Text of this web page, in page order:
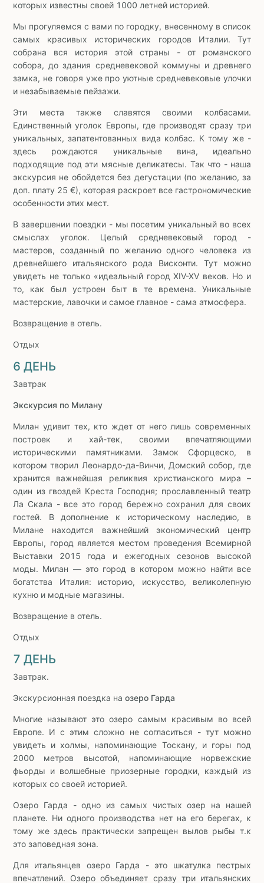
которых известны своей 1000 летней историей.
Мы прогуляемся с вами по городку, внесенному в список
самых красивых исторических городов Италии. Тут
собрана вся история этой страны - от романского
собора, до здания средневековой коммуны и древнего
замка, не говоря уже про уютные средневековые улочки
и незабываемые пейзажи.
Эти места также славятся своими колбасами.
Единственный уголок Европы, где производят сразу три
уникальных, запатентованных вида колбас. К тому же -
здесь рождаются уникальные вина, идеально
подходящие под эти мясные деликатесы. Так что - наша
экскурсия не обойдется без дегустации (по желанию, за
доп. плату 25 €), которая раскроет все гастрономические
особенности этих мест.
В завершении поездки - мы посетим уникальный во всех
смыслах уголок. Целый средневековый город -
мастеров, созданный по желанию одного человека из
древнейшего итальянского рода Висконти. Тут можно
увидеть не только «идеальный город XIV-XV веков. Но и
то, как был устроен быт в те времена. Уникальные
мастерские, лавочки и самое главное - сама атмосфера.
Возвращение в отель.
Отдых
6 ДЕНЬ
Завтрак
Экскурсия по Милану
Милан удивит тех, кто ждет от него лишь современных
построек и хай-тек, своими впечатляющими
историческими памятниками. Замок Сфорцеско, в
котором творил Леонардо-да-Винчи, Домский собор, где
хранится важнейшая реликвия христианского мира –
один из гвоздей Креста Господня; прославленный театр
Ла Скала - все это город бережно сохранил для своих
гостей. В дополнение к историческому наследию, в
Милане находится важнейший экономический центр
Европы, город является местом проведения Всемирной
Выставки 2015 года и ежегодных сезонов высокой
моды. Милан — это город в котором можно найти все
богатства Италия: историю, искусство, великолепную
кухню и модные магазины.
Возвращение в отель.
Отдых
7 ДЕНЬ
Завтрак.
Экскурсионная поездка на озеро Гарда
Многие называют это озеро самым красивым во всей
Европе. И с этим сложно не согласиться - тут можно
увидеть и холмы, напоминающие Тоскану, и горы под
2000 метров высотой, напоминающие норвежские
фьорды и волшебные приозерные городки, каждый из
которых со своей историей.
Озеро Гарда - одно из самых чистых озер на нашей
планете. Ни одного производства нет на его берегах, к
тому же здесь практически запрещен вылов рыбы т.к
это заповедная зона.
Для итальянцев озеро Гарда - это шкатулка пестрых
впечатлений. Озеро объединяет сразу три итальянских